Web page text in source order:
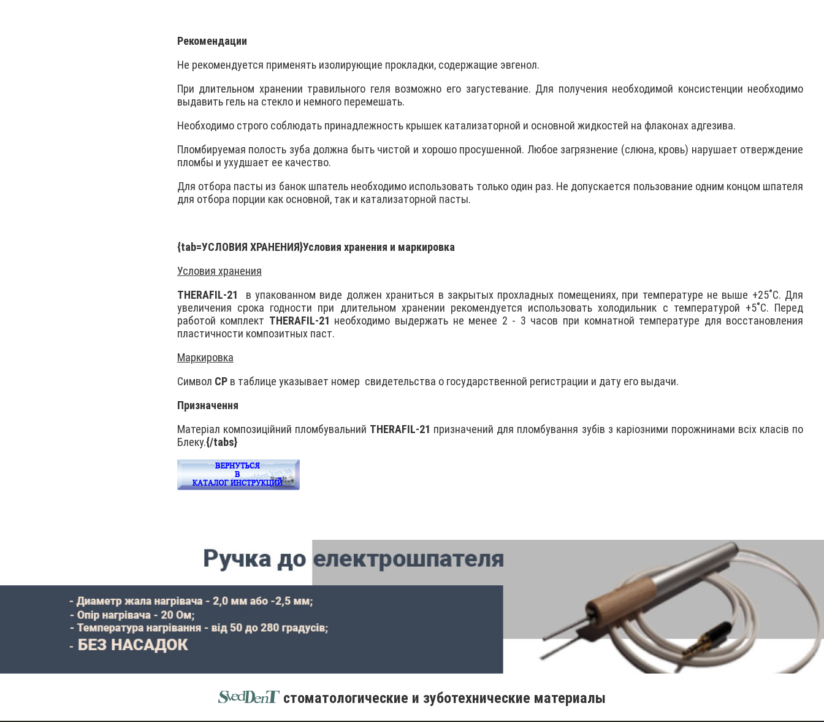
Рекомендации
Не рекомендуется применять изолирующие прокладки, содержащие эвгенол.
При длительном хранении травильного геля возможно его загустевание. Для получения необходимой консистенции необходимо
выдавить гель на стекло и немного перемешать.
Необходимо строго соблюдать принадлежность крышек катализаторной и основной жидкостей на флаконах адгезива.
Пломбируемая полость зуба должна быть чистой и хорошо просушенной. Любое загрязнение (слюна, кровь) нарушает отверждение
пломбы и ухудшает ее качество.
Для отбора пасты из банок шпатель необходимо использовать только один раз. Не допускается пользование одним концом шпателя
для отбора порции как основной, так и катализаторной пасты.
{tab=УСЛОВИЯ ХРАНЕНИЯ}Условия хранения и маркировка
Условия хранения
ТHERAFIL-21
в упакованном виде должен храниться в закрытых прохладных помещениях, при температуре не выше +25˚С. Для
увеличения срока годности при длительном хранении рекомендуется использовать холодильник с температурой +5˚С. Перед
работой комплект ТHERAFIL-21 необходимо выдержать не менее 2 - 3 часов при комнатной температуре для восстановления
пластичности композитных паст.
Маркировка
Символ СРв таблице указывает номер свидетельства о государственной регистрации и дату его выдачи.
Призначення
Матеріал композиційний пломбувальний ТHERAFIL-21 призначений для пломбування зубів з каріозними порожнинами всіх класів по
Блеку.{/tabs}
стоматологические и зуботехнические материалы